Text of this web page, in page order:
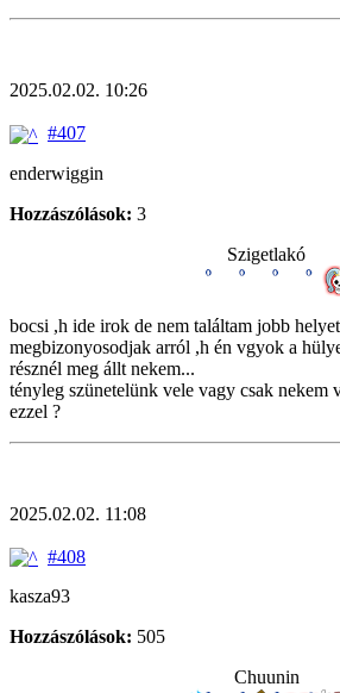
2025.02.02. 10:26
#407
enderwiggin
Hozzászólások: 3
Szigetlakó
bocsi ,h ide irok de nem találtam jobb
megbizonyosodjak arról ,h én vgyok a
résznél meg állt nekem...
tényleg szünetelünk vele vagy csak nekem
ezzel ?
2025.02.02. 11:08
#408
kasza93
Hozzászólások: 505
Chuunin